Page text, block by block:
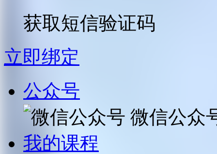
获取短信验证码
立即绑定
公众号
微信公众
我的课程